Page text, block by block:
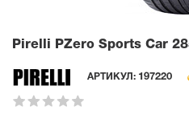
Pirelli PZero Sports Car
АРТИКУЛ: 197220